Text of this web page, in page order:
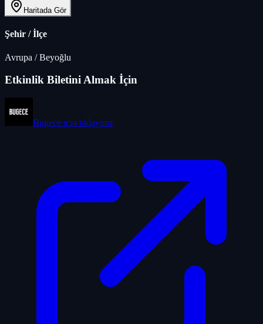
Haritada Gör
Şehir / İlçe
Avrupa /Beyoğlu
Etkinlik Biletini Almak İçin
Bugece için tıklayınız